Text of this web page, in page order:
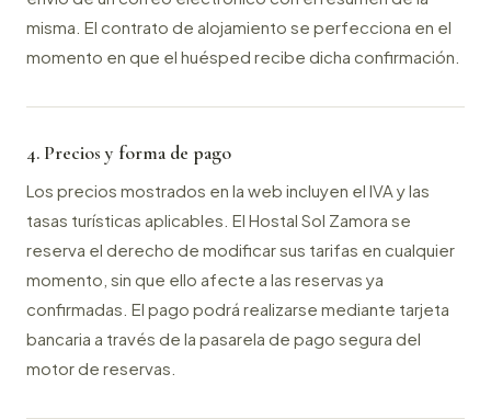
misma. El contrato de alojamiento se perfecciona en el
momento en que el huésped recibe dicha confirmación.
4. Precios y forma de pago
Los precios mostrados en la web incluyen el IVA y las
tasas turísticas aplicables. El Hostal Sol Zamora se
reserva el derecho de modificar sus tarifas en cualquier
momento, sin que ello afecte a las reservas ya
confirmadas. El pago podrá realizarse mediante tarjeta
bancaria a través de la pasarela de pago segura del
motor de reservas.